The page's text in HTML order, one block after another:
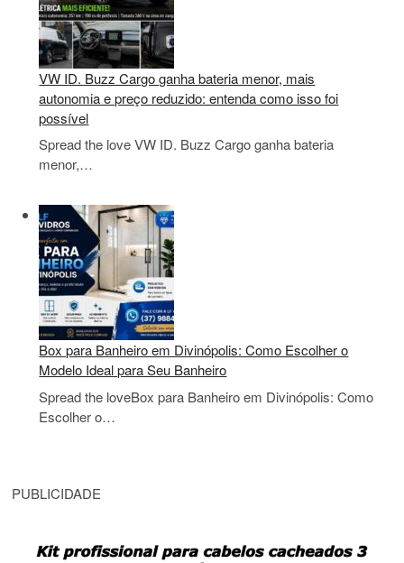
VW ID. Buzz Cargo ganha bateria menor, mais
autonomia e preço reduzido: entenda como isso foi
possível
Spread the love VW ID. Buzz Cargo ganha bateria
menor,…
Box para Banheiro em Divinópolis: Como Escolher o
Modelo Ideal para Seu Banheiro
Spread the loveBox para Banheiro em Divinópolis: Como
Escolher o…
PUBLICIDADE